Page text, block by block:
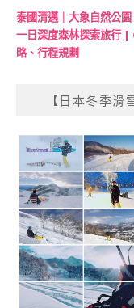
泰國清邁｜大象自然公
一日深度森林探索旅行 |
略、行程規劃
【日本冬季